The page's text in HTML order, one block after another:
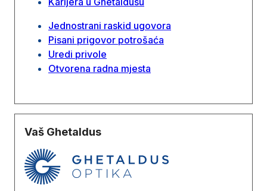
Jednostrani raskid ugovora
Pisani prigovor potrošaća
Uredi privole
Otvorena radna mjesta
Vaš Ghetaldus